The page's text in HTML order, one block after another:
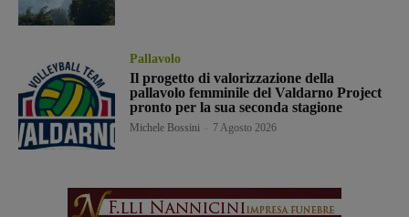
Pallavolo
Il progetto di valorizzazione della
pallavolo femminile del Valdarno Project
pronto per la sua seconda stagione
Michele Bossini 7 Agosto 2026